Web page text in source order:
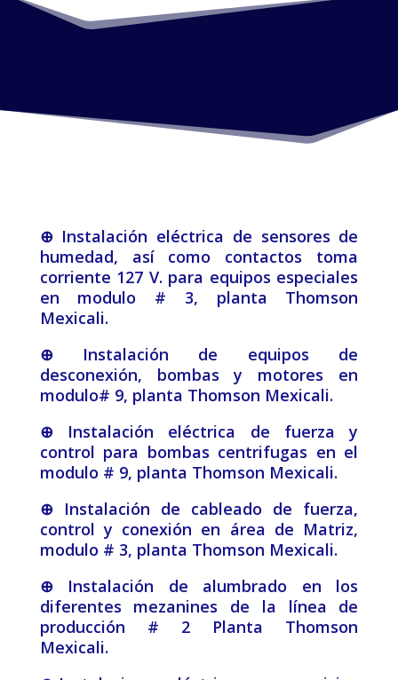
⊕ Instalación eléctrica de sensores de
humedad, así como contactos toma
corriente 127 V. para equipos especiales
en modulo # 3, planta Thomson
Mexicali.
⊕ Instalación de equipos de
desconexión, bombas y motores en
modulo# 9, planta Thomson Mexicali.
⊕ Instalación eléctrica de fuerza y
control para bombas centrifugas en el
modulo # 9, planta Thomson Mexicali.
⊕ Instalación de cableado de fuerza,
control y conexión en área de Matriz,
modulo # 3, planta Thomson Mexicali.
⊕ Instalación de alumbrado en los
diferentes mezanines de la línea de
producción # 2 Planta Thomson
Mexicali.